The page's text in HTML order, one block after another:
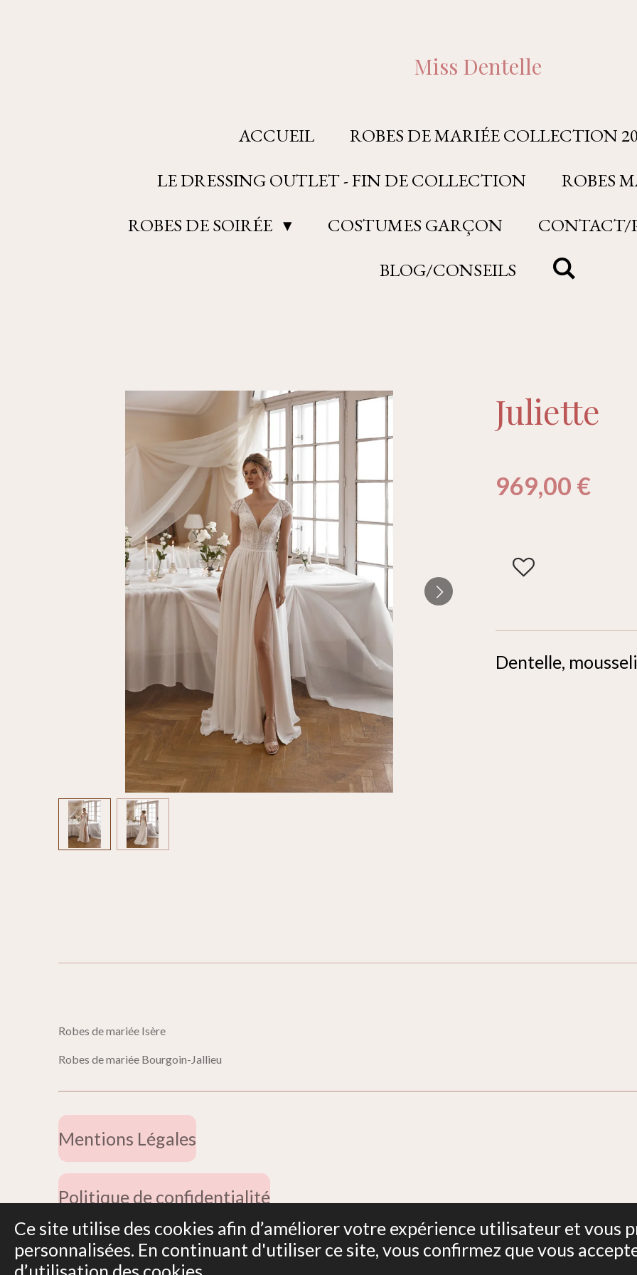
Ce site utilise des cookies afin d’améliorer votre expérience utilisateur et vous
personnalisées. En continuant d'utiliser ce site, vous confirmez que vous
d’utilisation des cookies.
Miss Dentelle
ACCUEIL
ROBES DE MARIÉE COLLECTION
LE DRESSING OUTLET - FIN DE COLLECTION
ROBES
ROBES DE SOIRÉE
COSTUMES GARÇON
CONTACT/
BLOG/CONSEILS
Juliette
969,00 €
Dentelle,
Robes de mariée Isère
Robes de mariée Bourgoin-Jallieu
Mentions Légales
Politique de confidentialité
© 2019 - 2026 Miss Dentelle